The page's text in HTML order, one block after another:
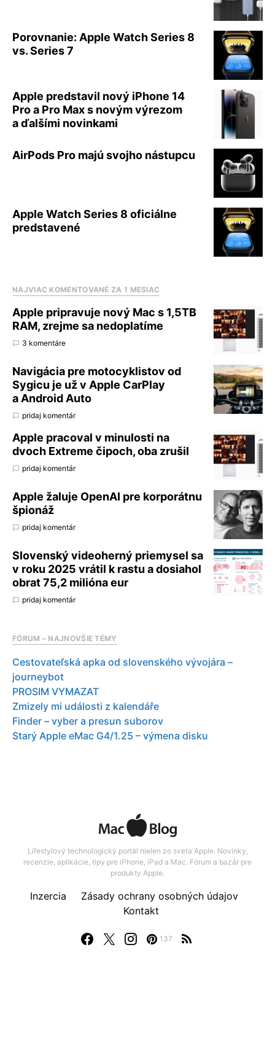
Porovnanie: Apple Watch Series 8
vs. Series 7
Apple predstavil nový iPhone 14
Pro a Pro Max s novým výrezom
a ďalšími novinkami
AirPods Pro majú svojho nástupcu
Apple Watch Series 8 oficiálne
predstavené
NAJVIAC KOMENTOVANÉ ZA 1 MESIAC
Apple pripravuje nový Mac s 1,5TB
RAM, zrejme sa nedoplatíme
3 komentáre
Navigácia pre motocyklistov od
Sygicu je už v Apple CarPlay
a Android Auto
pridaj komentár
Apple pracoval v minulosti na
dvoch Extreme čipoch, oba zrušil
pridaj komentár
Apple žaluje OpenAI pre korporátnu
špionáž
pridaj komentár
Slovenský videoherný priemysel sa
v roku 2025 vrátil k rastu a dosiahol
obrat 75,2 milióna eur
pridaj komentár
FÓRUM – NAJNOVŠIE TÉMY
Cestovateľská apka od slovenského vývojára –
journeybot
PROSIM VYMAZAT
Zmizely mi události z kalendáře
Finder – vyber a presun suborov
Starý Apple eMac G4/1.25 – výmena disku
Lifestylový technologický portál nielen zo sveta Apple. Novinky,
recenzie, aplikácie, tipy pre iPhone, iPad a Mac. Fórum a bazár pre
produkty Apple.
137
Inzercia
Zásady ochrany osobných údajov
Kontakt